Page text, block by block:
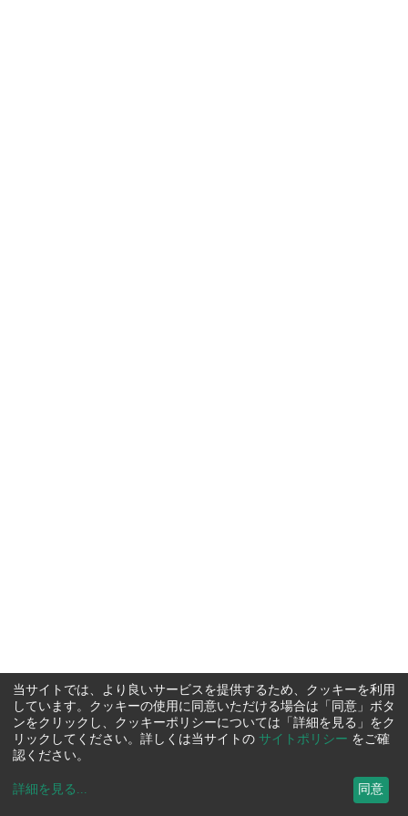
当サイトでは、より良いサービスを提供するため、クッキーを利用
しています。クッキーの使用に同意いただける場合は「同意」ボタ
ンをクリックし、クッキーポリシーについては「詳細を見る」をク
リックしてください。詳しくは当サイトの サイトポリシー をご確
認ください。
詳細を見る ... 同意